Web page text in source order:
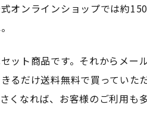
オンラインショップでは約
ット商品です。それからメー
るだけ送料無料で買ってい
くなれば、お客様のご利用も